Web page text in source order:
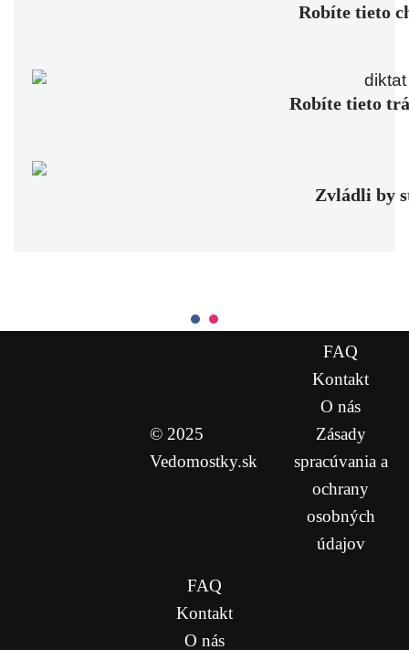
Robíte tieto
Robíte tieto
Zvládli by
© 2025
Vedomostky.sk
FAQ
Kontakt
O nás
Zásady
spracúvania a
ochrany
osobných
údajov
FAQ
Kontakt
O nás